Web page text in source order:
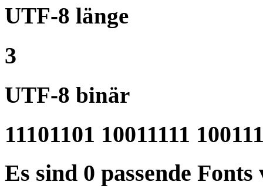
UTF-8 länge
3
UTF-8 binär
11101101 10011111
Es sind 0 passende